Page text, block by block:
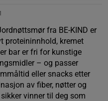
fra BE-KIND er
proteininnhold, kremet
bar er fri for kunstige
– og passer
eller snacks etter
av fiber, nøtter og
vinner til deg som